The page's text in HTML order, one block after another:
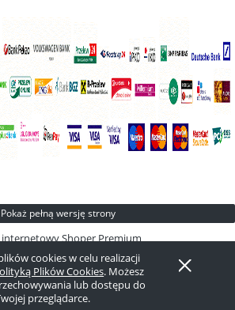
cookies w celu realizacji
Plików Cookies. Możesz
lub dostępu do
przeglądarce.
Pokaż pełną wersję strony
internetowy Shoper Premium